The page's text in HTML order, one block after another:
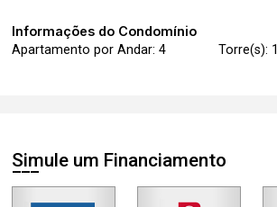
Informações do Condomínio
Apartamento por Andar: 4
Torre(s):
Simule um Financiamento